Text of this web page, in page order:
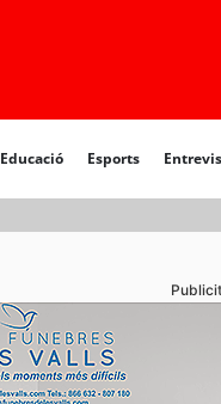
Educació Esports